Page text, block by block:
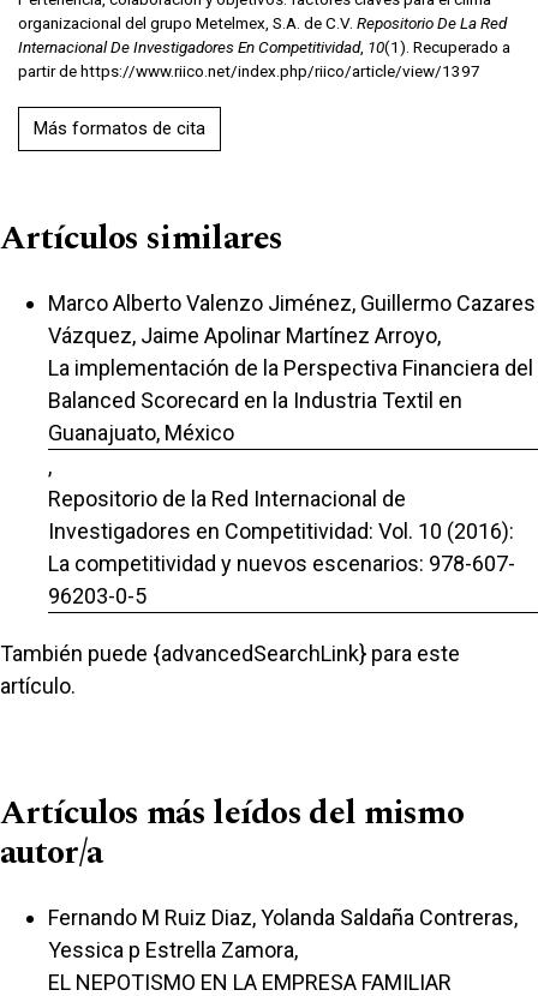
organizacional del grupo Metelmex, S.A. de C.V. Repositorio De La Red
Internacional De Investigadores En Competitividad, 10(1). Recuperado a
partir de https://www.riico.net/index.php/riico/article/view/1397
Más formatos de cita
Artículos similares
Marco Alberto Valenzo Jiménez, Guillermo Cazares
Vázquez, Jaime Apolinar Martínez Arroyo,
La implementación de la Perspectiva Financiera del
Balanced Scorecard en la Industria Textil en
Guanajuato, México
,
Repositorio de la Red Internacional de
Investigadores en Competitividad: Vol. 10 (2016):
La competitividad y nuevos escenarios: 978-607-
96203-0-5
También puede {advancedSearchLink} para este
artículo.
Artículos más leídos del mismo
autor/a
Fernando M Ruiz Diaz, Yolanda Saldaña Contreras,
Yessica p Estrella Zamora,
EL NEPOTISMO EN LA EMPRESA FAMILIAR